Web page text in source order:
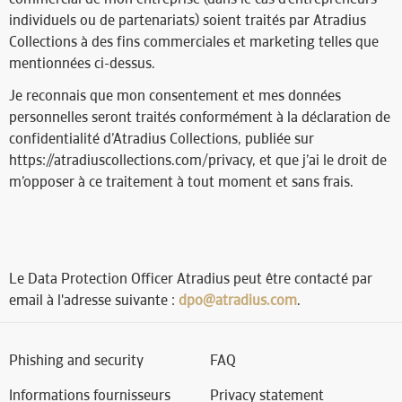
individuels ou de partenariats) soient traités par Atradius
Collections à des fins commerciales et marketing telles que
mentionnées ci-dessus.
Je reconnais que mon consentement et mes données
personnelles seront traités conformément à la déclaration de
confidentialité d’Atradius Collections, publiée sur
https://atradiuscollections.com/privacy, et que j’ai le droit de
m’opposer à ce traitement à tout moment et sans frais.
Le Data Protection Officer Atradius peut être contacté par
email à l'adresse suivante : dpo@atradius.com.
Phishing and security
Informations fournisseurs
FAQ
Privacy statement